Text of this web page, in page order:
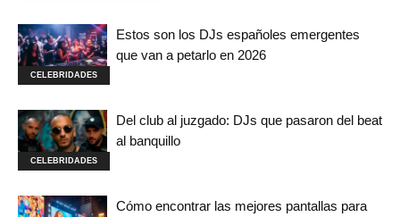
CELEBRIDADES
Estos son los DJs españoles emergentes
que van a petarlo en 2026
CELEBRIDADES
Del club al juzgado: DJs que pasaron del beat
al banquillo
Cómo encontrar las mejores pantallas para